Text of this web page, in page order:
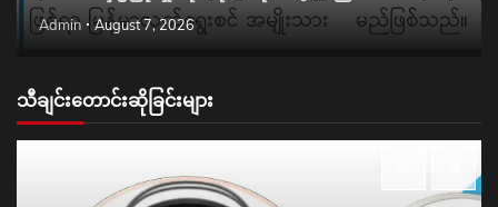
Admin August 7, 2026
သီချင်းတောင်းဆိုခြင်းများ